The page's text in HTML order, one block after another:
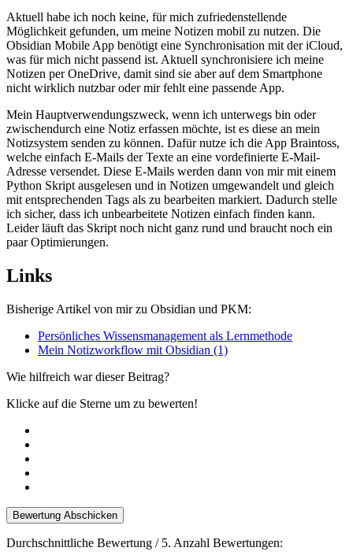
Aktuell habe ich noch keine, für mich zufriedenstellende
Möglichkeit gefunden, um meine Notizen mobil zu nutzen. Die
Obsidian Mobile App benötigt eine Synchronisation mit der iCloud,
was für mich nicht passend ist. Aktuell synchronisiere ich meine
Notizen per OneDrive, damit sind sie aber auf dem Smartphone
nicht wirklich nutzbar oder mir fehlt eine passende App.
Mein Hauptverwendungszweck, wenn ich unterwegs bin oder
zwischendurch eine Notiz erfassen möchte, ist es diese an mein
Notizsystem senden zu können. Dafür nutze ich die App Braintoss,
welche einfach E-Mails der Texte an eine vordefinierte E-Mail-
Adresse versendet. Diese E-Mails werden dann von mir mit einem
Python Skript ausgelesen und in Notizen umgewandelt und gleich
mit entsprechenden Tags als zu bearbeiten markiert. Dadurch stelle
ich sicher, dass ich unbearbeitete Notizen einfach finden kann.
Leider läuft das Skript noch nicht ganz rund und braucht noch ein
paar Optimierungen.
Links
Bisherige Artikel von mir zu Obsidian und PKM:
Persönliches Wissensmanagement als Lernmethode
Mein Notizworkflow mit Obsidian (1)
Wie hilfreich war dieser Beitrag?
Klicke auf die Sterne um zu bewerten!
Bewertung Abschicken
Durchschnittliche Bewertung / 5. Anzahl Bewertungen: